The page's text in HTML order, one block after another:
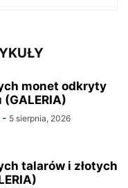
monet odkryty
- 5 sierpnia, 2026
talarów i złotych